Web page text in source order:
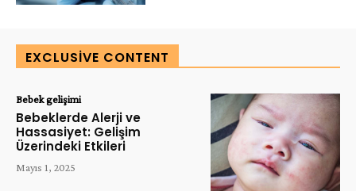
EXCLUSIVE CONTENT
Bebek gelişimi
Bebeklerde Alerji ve
Hassasiyet: Gelişim
Üzerindeki Etkileri
Mayıs 1, 2025